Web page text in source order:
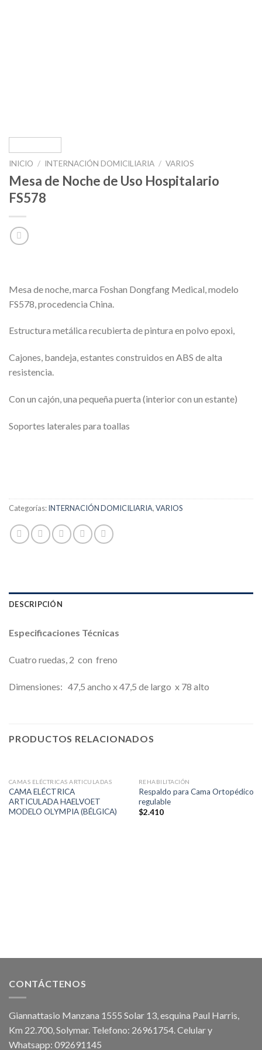
INICIO / INTERNACIÓN DOMICILIARIA / VARIOS
Mesa de Noche de Uso Hospitalario
FS578
Mesa de noche, marca Foshan Dongfang Medical, modelo
FS578, procedencia China.
Estructura metálica recubierta de pintura en polvo epoxi,
Cajones, bandeja, estantes construidos en ABS de alta
resistencia.
Con un cajón, una pequeña puerta (interior con un estante)
Soportes laterales para toallas
Categorías:INTERNACIÓN DOMICILIARIA,VARIOS
DESCRIPCIÓN
Especificaciones Técnicas
Cuatro ruedas, 2 con freno
Dimensiones: 47,5 ancho x 47,5 de largo x 78 alto
PRODUCTOS RELACIONADOS
CAMAS ELÉCTRICAS ARTICULADAS
CAMA ELÉCTRICA
ARTICULADA HAELVOET
MODELO OLYMPIA (BÉLGICA)
REHABILITACIÓN
Respaldo para Cama Ortopédico
regulable
$2.410
CONTÁCTENOS
Giannattasio Manzana 1555 Solar 13, esquina Paul Harris,
Km 22.700, Solymar. Telefono: 26961754. Celular y
Whatsapp: 092691145